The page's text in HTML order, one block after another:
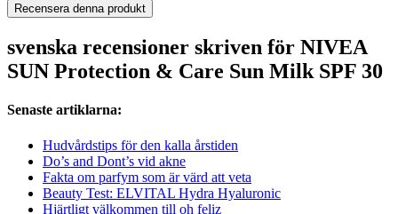
Recensera denna produkt
svenska recensioner skriven för NIVEA
SUN Protection & Care Sun Milk SPF 30
Senaste artiklarna:
Hudvårdstips för den kalla årstiden
Do’s and Dont’s vid akne
Fakta om parfym som är värd att veta
Beauty Test: ELVITAL Hydra Hyaluronic
Hjärtligt välkommen till oh feliz